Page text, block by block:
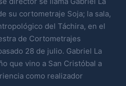
su cortometraje Soja; la sala,
del Táchira, en el
de Cortometrajes
28 de julio. Gabriel La
que vino a San Cristóbal a
como realizador